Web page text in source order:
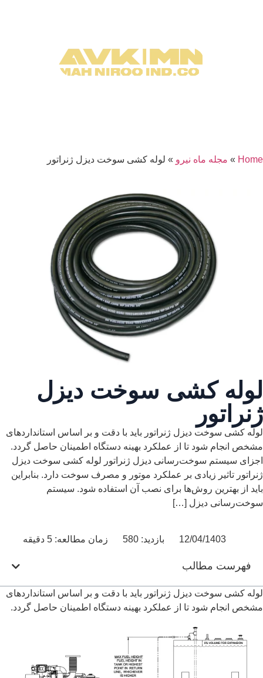
Home
» مجله ماه نیرو » لوله کشی سوخت دیزل ژنراتور
لوله کشی سوخت دیزل
ژنراتور
لوله کشی سوخت دیزل ژنراتور باید با دقت و بر اساس استانداردهای
مشخص انجام شود تا از عملکرد بهینه دستگاه اطمینان حاصل گردد.
اجزای سیستم سوخت‌رسانی دیزل ژنراتور لوله کشی سوخت دیزل
ژنراتور تاثیر زیادی بر عملکرد موتور و مصرف سوخت دارد. بنابراین
باید از بهترین روش‌ها برای نصب آن استفاده شود. سیستم
سوخت‌رسانی دیزل […]
12/04/1403 بازدید: 580 زمان مطالعه: 5 دقیقه
فهرست مطالب
لوله کشی سوخت دیزل ژنراتور باید با دقت و بر اساس استانداردهای
مشخص انجام شود تا از عملکرد بهینه دستگاه اطمینان حاصل گردد.